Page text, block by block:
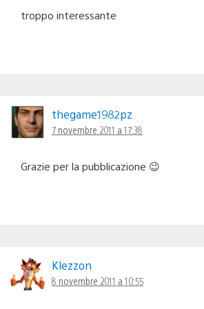
troppo interessante
thegame1982pz
7 novembre 2011 a 17:38
Grazie per la pubblicazione 😉
Klezzon
8 novembre 2011 a 10:55